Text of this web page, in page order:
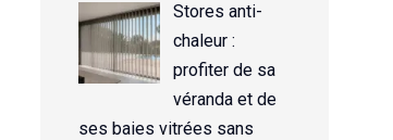
Stores anti-
chaleur :
profiter de sa
véranda et de
ses baies vitrées sans